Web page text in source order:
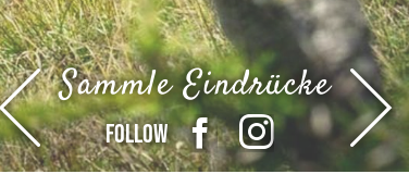
Sammle Eindrücke
FOLLOW FACEBOOKINSTAGRAM